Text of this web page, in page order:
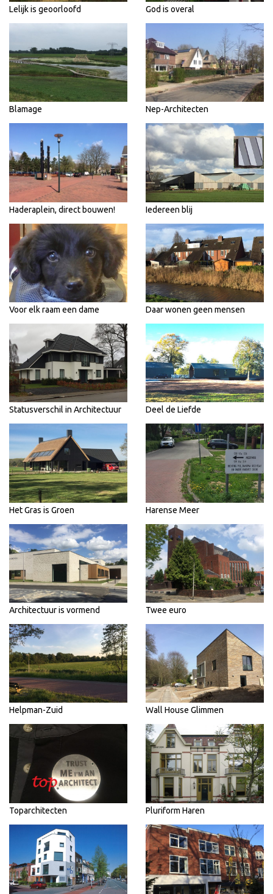
Lelijk is geoorloofd God is overal
Blamage Nep-Architecten
Haderaplein, direct bouwen! Iedereen blij
Voor elk raam een dame Daar wonen geen mensen
Statusverschil in Architectuur Deel de Liefde
Het Gras is Groen Harense Meer
Architectuur is vormend Twee euro
Helpman-Zuid Wall House Glimmen
Toparchitecten Pluriform Haren